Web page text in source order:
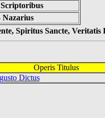
Nazarius
Spiritus Sancte,
Operis Titulus
Dictus